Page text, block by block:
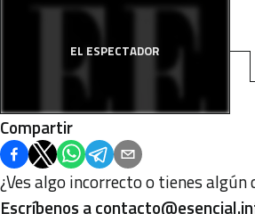
EL ESPECTADOR
Compartir
¿Ves algo incorrecto o tienes algún
Escríbenos a